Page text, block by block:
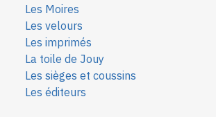
Les Moires
Les velours
Les imprimés
La toile de Jouy
Les sièges et coussins
Les éditeurs